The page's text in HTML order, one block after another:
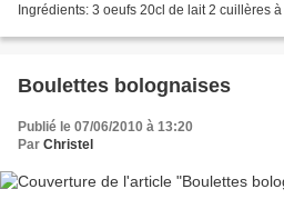
Ingrédients: 3 oeufs 20cl de lait 2 cuillères
Boulettes bolognaises
Publié le 07/06/2010 à 13:20
Par Christel